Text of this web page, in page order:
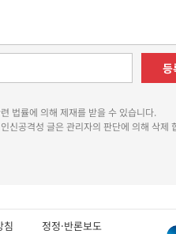
등
법률에 의해 제재를 받을 수 있습니다.
신공격성 글은 관리자의 판단에 의해 삭제
방침 정정·반론보도